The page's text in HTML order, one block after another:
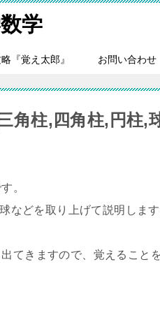
学
『覚え太郎』 お問い合わせ
角柱,四角柱,円柱,
。
などを取り上げて説明しま
てきますので、覚えること